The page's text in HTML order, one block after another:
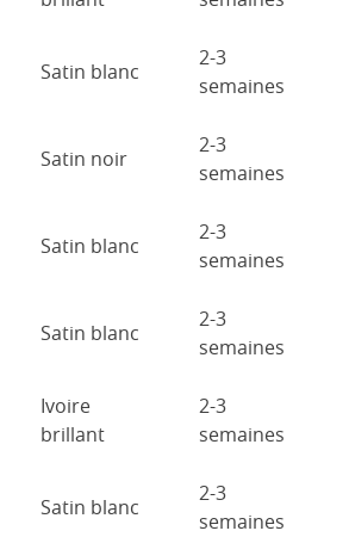
Satin blanc
2-3
semaines
Satin noir
2-3
semaines
Satin blanc
2-3
semaines
Satin blanc
2-3
semaines
Ivoire
brillant
2-3
semaines
Satin blanc
2-3
semaines